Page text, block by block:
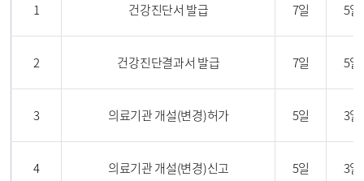
1 건강진단서 발급 7일 5일
2 건강진단결과서 발급 7일 5일
3 의료기관 개설(변경)허가 5일 3일
4 의료기관 개설(변경)신고 5일 3일